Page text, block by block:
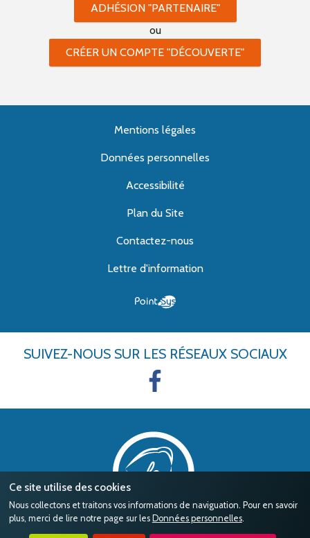
Ce site utilise des cookies
Nous collectons et traitons vos informations de naviguation. Pour en savoir
plus, merci de lire notre page sur les Données personnelles.
ADHÉSION "PARTENAIRE"
ou
CRÉER UN COMPTE "DÉCOUVERTE"
Mentions légales
Données personnelles
Accessibilité
Plan du Site
Contactez-nous
Lettre d'information
SUIVEZ-NOUS SUR LES RÉSEAUX SOCIAUX